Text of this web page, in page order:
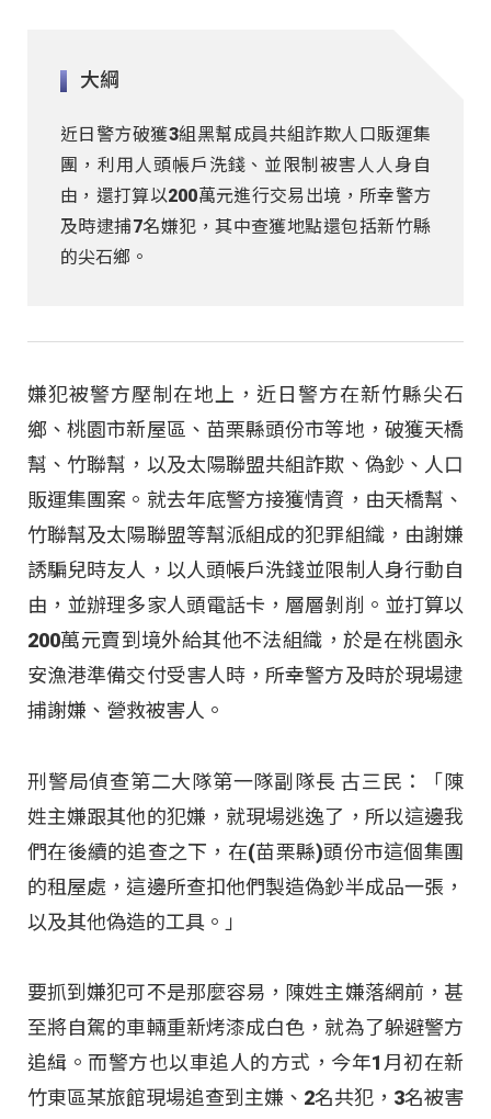
大綱
近日警方破獲3組黑幫成員共組詐欺人口販運集
團，利用人頭帳戶洗錢、並限制被害人人身自
由，還打算以200萬元進行交易出境，所幸警方
及時逮捕7名嫌犯，其中查獲地點還包括新竹縣
的尖石鄉。
嫌犯被警方壓制在地上，近日警方在新竹縣尖石
鄉、桃園市新屋區、苗栗縣頭份市等地，破獲天橋
幫、竹聯幫，以及太陽聯盟共組詐欺、偽鈔、人口
販運集團案。就去年底警方接獲情資，由天橋幫、
竹聯幫及太陽聯盟等幫派組成的犯罪組織，由謝嫌
誘騙兒時友人，以人頭帳戶洗錢並限制人身行動自
由，並辦理多家人頭電話卡，層層剝削。並打算以
200萬元賣到境外給其他不法組織，於是在桃園永
安漁港準備交付受害人時，所幸警方及時於現場逮
捕謝嫌、營救被害人。
刑警局偵查第二大隊第一隊副隊長 古三民：「陳
姓主嫌跟其他的犯嫌，就現場逃逸了，所以這邊我
們在後續的追查之下，在(苗栗縣)頭份市這個集團
的租屋處，這邊所查扣他們製造偽鈔半成品一張，
以及其他偽造的工具。」
要抓到嫌犯可不是那麼容易，陳姓主嫌落網前，甚
至將自駕的車輛重新烤漆成白色，就為了躲避警方
追緝。而警方也以車追人的方式，今年1月初在新
竹東區某旅館現場追查到主嫌、2名共犯，3名被害